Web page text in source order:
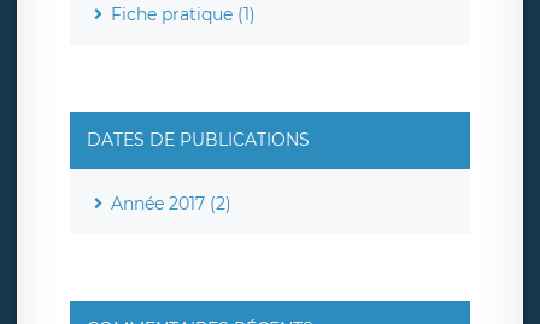
Fiche pratique (1)
DATES DE PUBLICATIONS
Année 2017 (2)